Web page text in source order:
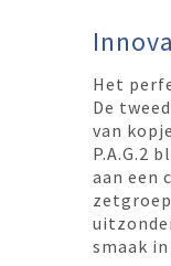
Het
De
van
P.A.G.2
aan een
smaak